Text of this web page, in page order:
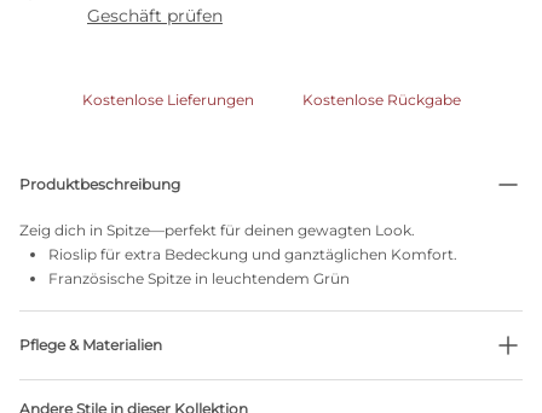
Geschäft prüfen
Kostenlose Lieferungen Kostenlose Rückgabe
Produktbeschreibung
Zeig dich in Spitze—perfekt für deinen gewagten Look.
Rioslip für extra Bedeckung und ganztäglichen Komfort.
Französische Spitze in leuchtendem Grün
Pflege & Materialien
Andere Stile in dieser Kollektion